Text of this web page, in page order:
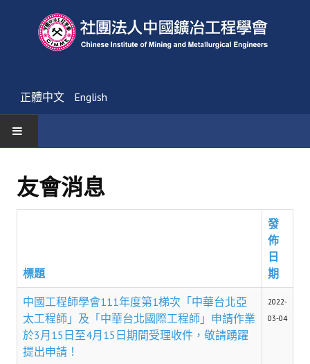
正體中文 English
最新消息
學會簡介
理事長的話
學會會史
友會消息
標題
發
佈
日
期
中國工程師學會111年度第1梯次「中華台北亞
太工程師」及「中華台北國際工程師」申請作業
於3月15日至4月15日期間受理收件，敬請踴躍
提出申請！
2022-
03-04